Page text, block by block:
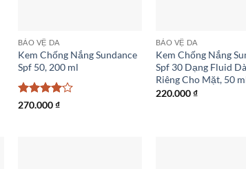
BẢO VỆ DA
Kem Chống Nắng Sundance
Spf 50, 200 ml
Được
270.000₫
BẢO VỆ DA
Kem Chống Nắng
Spf 30 Dạng Fluid
Riêng Cho Mặt, 50
220.000₫